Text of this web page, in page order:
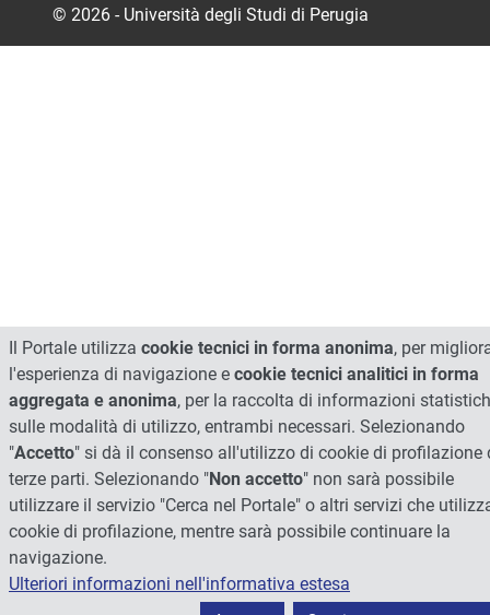
© 2026 - Università degli Studi di Perugia
Il Portale utilizza cookie tecnici in forma anonima, per
l'esperienza di navigazione e cookie tecnici analitici in forma
aggregata e anonima, per la raccolta di informazioni
sulle modalità di utilizzo, entrambi necessari. Selezionando
"Accetto" si dà il consenso all'utilizzo di cookie di profilazione
terze parti. Selezionando "Non accetto" non sarà possibile
utilizzare il servizio "Cerca nel Portale" o altri servizi che
cookie di profilazione, mentre sarà possibile continuare la
navigazione.
Ulteriori informazioni nell'informativa estesa